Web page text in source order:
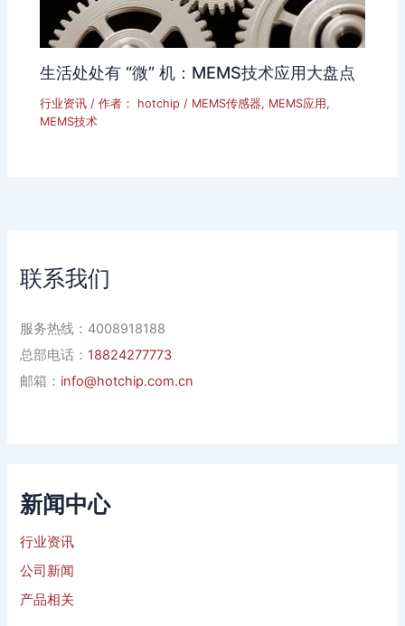
生活处处有 “微” 机：MEMS技术应用大盘点
行业资讯 / 作者： hotchip/ MEMS传感器, MEMS应用 ,
MEMS技术
联系我们
服务热线：4008918188
总部电话：18824277773
邮箱： info@hotchip.com.cn
新闻中心
行业资讯
公司新闻
产品相关